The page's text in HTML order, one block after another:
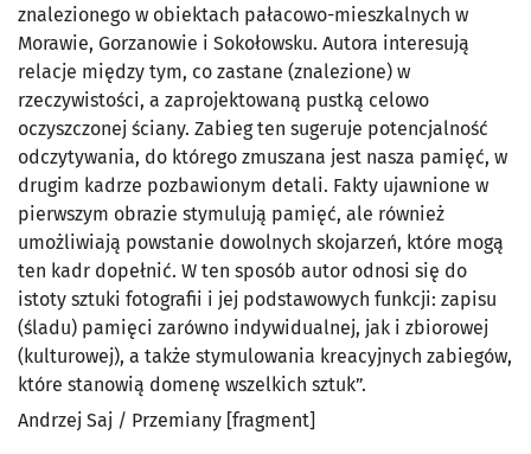
znalezionego w obiektach pałacowo-mieszkalnych w
Morawie, Gorzanowie i Sokołowsku. Autora interesują
relacje między tym, co zastane (znalezione) w
rzeczywistości, a zaprojektowaną pustką celowo
oczyszczonej ściany. Zabieg ten sugeruje potencjalność
odczytywania, do którego zmuszana jest nasza pamięć, w
drugim kadrze pozbawionym detali. Fakty ujawnione w
pierwszym obrazie stymulują pamięć, ale również
umożliwiają powstanie dowolnych skojarzeń, które mogą
ten kadr dopełnić. W ten sposób autor odnosi się do
istoty sztuki fotografii i jej podstawowych funkcji: zapisu
(śladu) pamięci zarówno indywidualnej, jak i zbiorowej
(kulturowej), a także stymulowania kreacyjnych zabiegów,
które stanowią domenę wszelkich sztuk”.
Andrzej Saj / Przemiany [fragment]